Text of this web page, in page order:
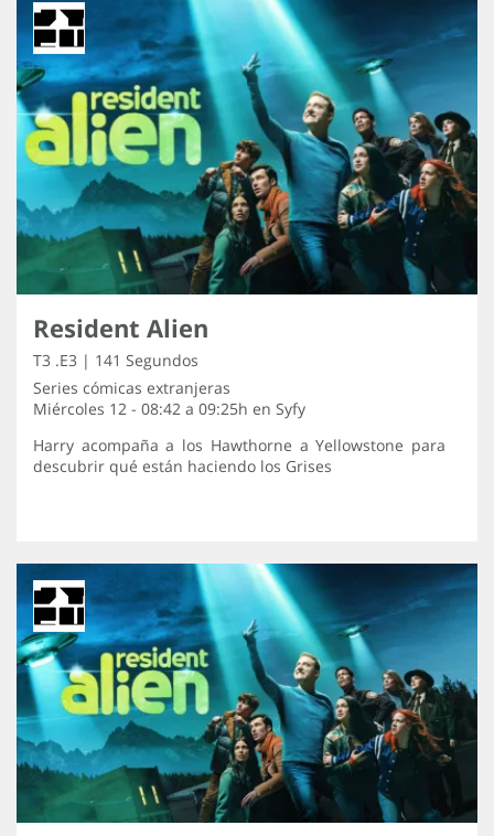
Resident Alien
T3 .E3 | 141 Segundos
Series cómicas extranjeras
Miércoles 12 - 08:42 a 09:25h en Syfy
Harry acompaña a los Hawthorne a Yellowstone para
descubrir qué están haciendo los Grises